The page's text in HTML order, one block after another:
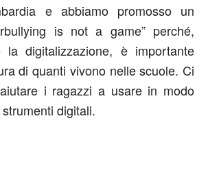
e abbiamo promosso un
is not a game” perché,
digitalizzazione, è importante
di quanti vivono nelle scuole. Ci
i ragazzi a usare in modo
digitali.